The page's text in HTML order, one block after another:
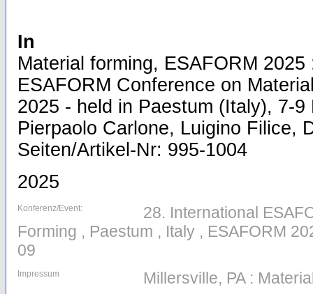
In
Material forming, ESAFORM
ESAFORM Conference on
2025 - held in Paestum (Italy), 7-9
Pierpaolo Carlone, Luigino Filice,
Seiten/Artikel-Nr: 995-1004
2025
Konferenz/Event:
28. International
Forming , Paestum , Italy , ESAFORM
09
Impressum Millersville, PA :